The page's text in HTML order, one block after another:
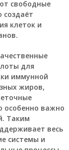
свободные
клеток и
для
иммунной
жиров,
особенно важно
Таким
весь
системы и